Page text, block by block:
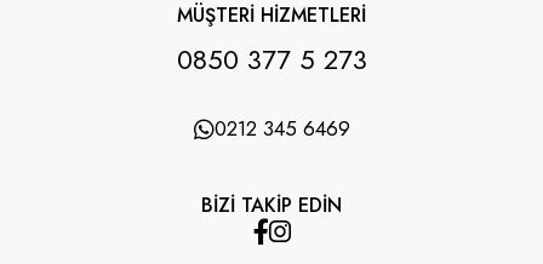
MÜŞTERİ HİZMETLERİ
0850 377 5 273
0212 345 6469
BİZİ TAKİP EDİN